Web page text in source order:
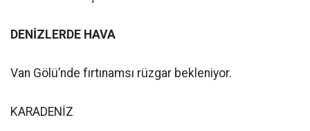
DENİZLERDE HAVA
Van Gölü’nde fırtınamsı rüzgar bekleniyor.
KARADENİZ